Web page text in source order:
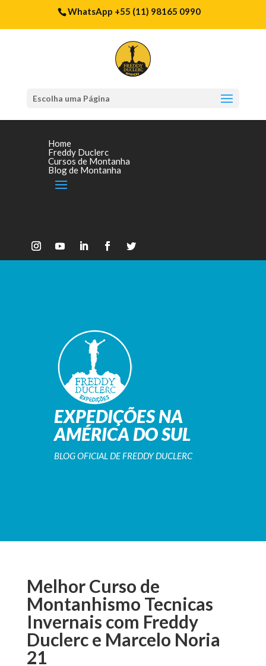
WhatsApp +55 (11) 98165 0990
Escolha uma Página
Home
Freddy Duclerc
Cursos de Montanha
Blog de Montanha
EXPEDIÇÕES NA
AMÉRICA DO SUL
BLOG OFICIAL DE FREDDY DUCLERC
Melhor Curso de
Montanhismo Tecnicas
Invernais com Freddy
Duclerc e Marcelo Noria
21